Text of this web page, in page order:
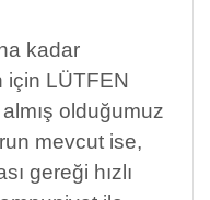
kadar
için LÜTFEN
olduğumuz
mevcut ise,
gereği hızlı